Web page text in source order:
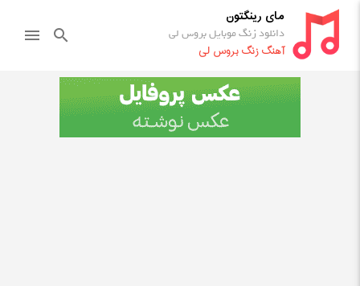
مای رینگتون
دانلود زنگ موبایل بروس لی
آهنگ زنگ بروس لی
search
menu